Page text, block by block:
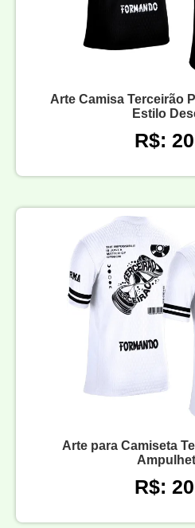
Arte Camisa Terceirão
Estilo
R$:
Arte para Camiseta
R$: